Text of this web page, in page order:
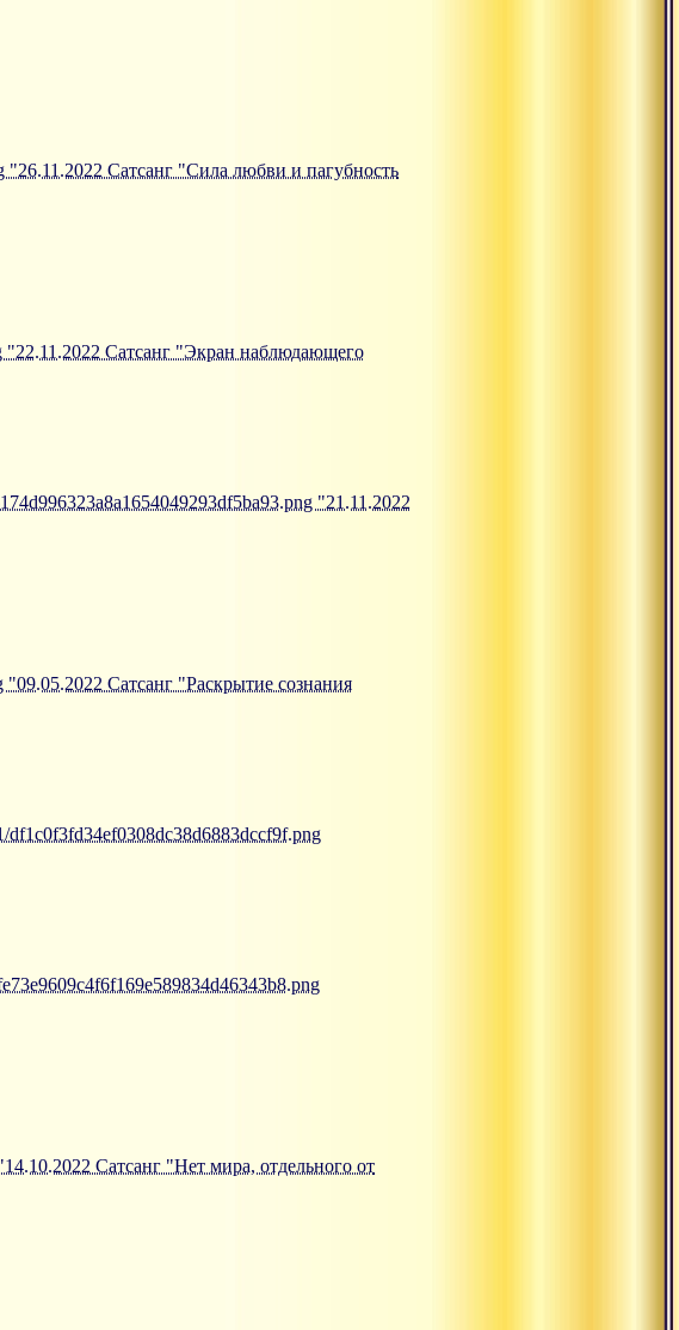
"26.11.2022 Сатсанг "Сила любви и пагубность
"22.11.2022 Сатсанг "Экран наблюдающего
"21.11.2022
Сатсанг "Раскрытие сознания
Сатсанг "Нет мира, отдельного от